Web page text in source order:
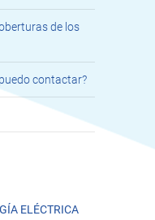
de los
contactar?
ELÉCTRICA